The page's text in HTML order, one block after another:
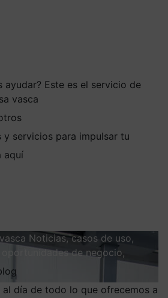
ayudar? Este es el servicio de
vasca
y servicios para impulsar tu
aquí
Noticias, casos de uso,
de negocio,
al día de todo lo que ofrecemos a